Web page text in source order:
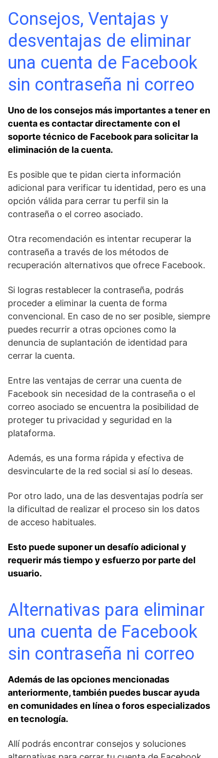
Consejos, Ventajas y
desventajas de eliminar
una cuenta de Facebook
sin contraseña ni correo
Uno de los consejos más importantes a tener en
cuenta es⁢ contactar directamente con el⁣
soporte técnico de Facebook para solicitar la
eliminación ‍de la ⁤cuenta.
Es posible que⁣ te pidan cierta⁢ información
adicional para verificar tu identidad, pero es una
opción válida para cerrar tu perfil sin la
contraseña o el correo asociado.
Otra recomendación es⁤ intentar recuperar la
contraseña ​a través de los métodos‍ de
recuperación alternativos que ofrece Facebook.​
Si logras restablecer la contraseña, podrás
proceder a ‍eliminar la cuenta de forma
convencional. En caso de no ⁢ser posible, siempre
puedes⁣ recurrir a otras opciones como la
denuncia de‍ suplantación de identidad‍ para
cerrar la cuenta.
Entre las ventajas‌ de cerrar una cuenta ⁣de
Facebook sin necesidad de la contraseña o el
correo asociado se encuentra la posibilidad de
proteger ‍tu privacidad y seguridad en la
plataforma.
Además, es una forma rápida y efectiva de
desvincularte de la red ​social si así lo deseas.
Por otro lado, una de las desventajas podría ser
la dificultad de realizar el proceso sin los datos
de acceso habituales.
Esto puede ​suponer ‌un desafío adicional y
requerir más tiempo y esfuerzo por parte⁢ del
usuario.
Alternativas para eliminar
una cuenta de⁣ Facebook
⁤sin contraseña ni correo
Además de las opciones mencionadas
anteriormente, también puedes buscar​ ayuda
en comunidades en línea o foros especializados
en tecnología.⁢
Allí podrás encontrar consejos y soluciones